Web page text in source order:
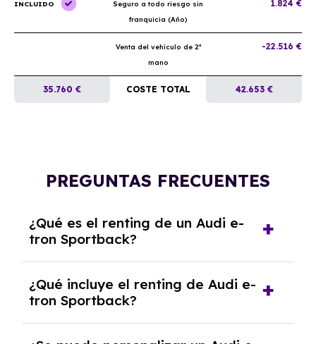
INCLUIDO
Seguro a todo riesgo sin
franquicia (Año)
1.824 €
Venta del vehículo de 2ª
mano
-22.516 €
35.760 € COSTE TOTAL 42.653 €
PREGUNTAS FRECUENTES
¿Qué es el renting de un Audi e-
tron Sportback?
contrato de alquiler a largo plazo en el que
pagas una cuota mensual fija por el uso del
coche durante un periodo determinado,
generalmente entre 2 y 5 años.
¿Qué incluye el renting de Audi e-
tron Sportback?